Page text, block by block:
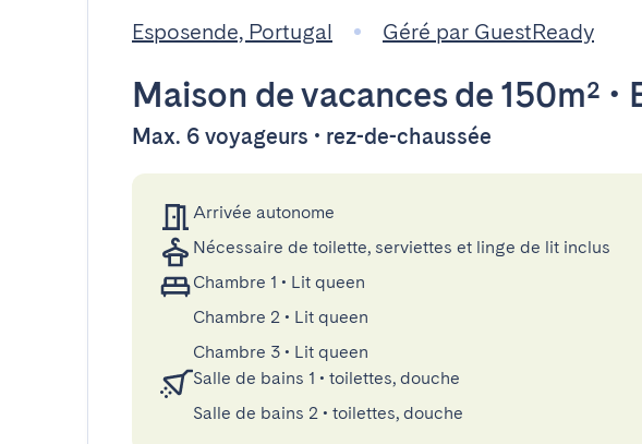
Esposende, Portugal Géré par GuestReady
Maison de vacancesde 150m² •
Max. 6 voyageurs • rez-de-chaussée
Arrivée autonome
Nécessaire de toilette, serviettes et linge de lit inclus
Chambre 1 • Lit queen
Chambre 2 • Lit queen
Chambre 3 • Lit queen
Salle de bains 1 • toilettes, douche
Salle de bains 2 • toilettes, douche